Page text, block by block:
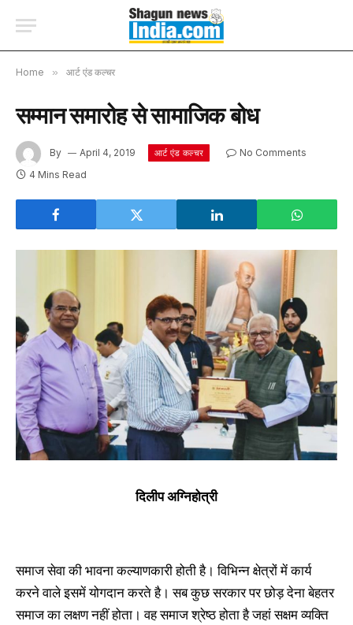
Home » आर्ट एंड कल्चर
सम्मान समारोह से सामाजिक बोध
By April 4, 2019 आर्ट एंड कल्चर
No Comments
4 Mins Read
दिलीप अग्निहोत्री
समाज सेवा की भावना कल्याणकारी होती है। विभिन्न क्षेत्रों में कार्य
करने वाले इसमें योगदान करते है। सब कुछ सरकार पर छोड़ देना बेहतर
समाज का लक्षण नहीं होता। वह समाज श्रेष्ठ होता है जहां सक्षम व्यक्ति